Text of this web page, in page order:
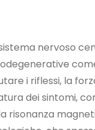
nervoso
i riflessi, la
dei sintomi,
risonanza